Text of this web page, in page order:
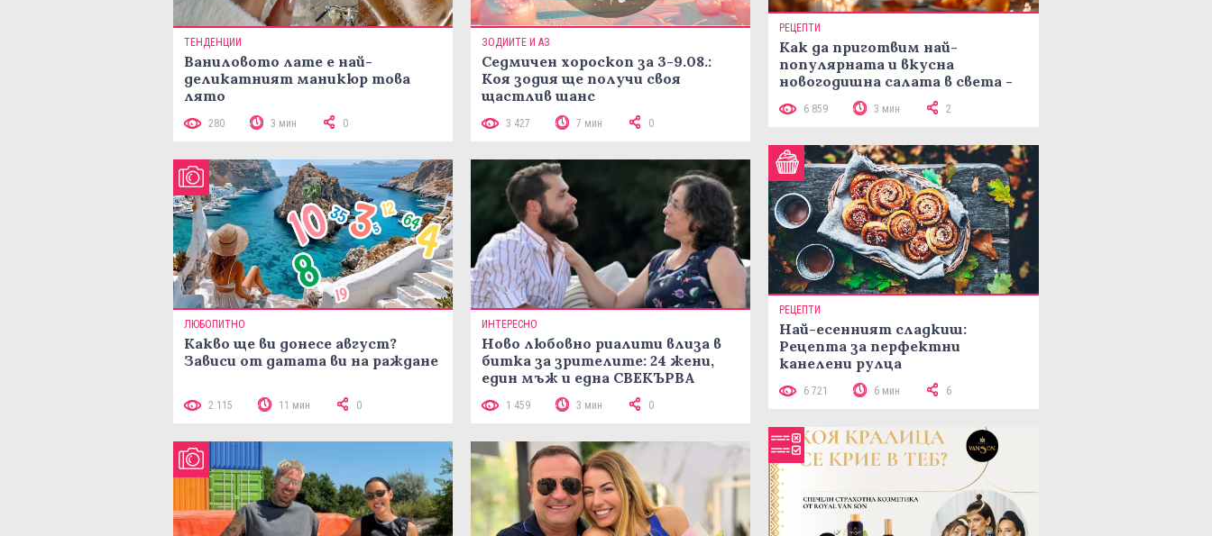
ТЕНДЕНЦИИ
Ваниловото лате е най-
деликатният маникюр това
лято
280 3 мин 0
ЗОДИИТЕ И АЗ
Седмичен хороскоп за 3-9.08.:
Коя зодия ще получи своя
щастлив шанс
3 427 7 мин 0
ЛЮБОПИТНО
Какво ще ви донесе август?
Зависи от датата ви на ражданe
2 115 11 мин 0
ИНТЕРЕСНО
Ново любовно риалити влиза в
битка за зрителите: 24 жени,
един мъж и една СВЕКЪРВА
1 459 3 мин 0
РЕЦЕПТИ
Как да приготвим най-
популярната и вкусна
новогодишна салата в света -
рецепта Мимоза
6 859 3 мин 2
РЕЦЕПТИ
Най-есенният сладкиш:
Рецепта за перфектни
канелени рулца
6 721 6 мин 6